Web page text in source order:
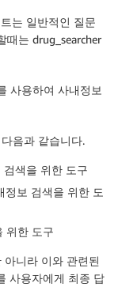
는 일반적인 질문
때는 drug_searcher
사용하여 사내정보
음과 같습니다.
검색을 위한 도구
정보 검색을 위한 도
위한 도구
아니라 이와 관련된
사용자에게 최종 답